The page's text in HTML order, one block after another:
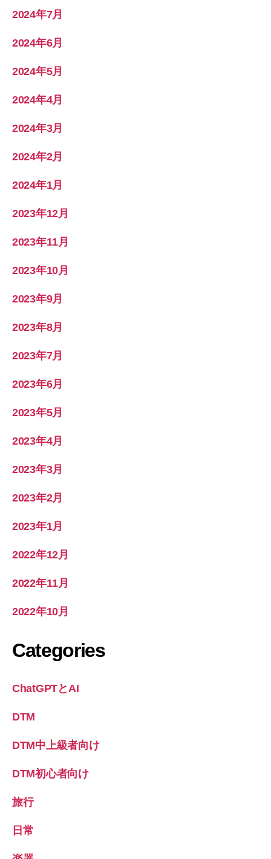
2024年7月
2024年6月
2024年5月
2024年4月
2024年3月
2024年2月
2024年1月
2023年12月
2023年11月
2023年10月
2023年9月
2023年8月
2023年7月
2023年6月
2023年5月
2023年4月
2023年3月
2023年2月
2023年1月
2022年12月
2022年11月
2022年10月
Categories
ChatGPTとAI
DTM
DTM中上級者向け
DTM初心者向け
旅行
日常